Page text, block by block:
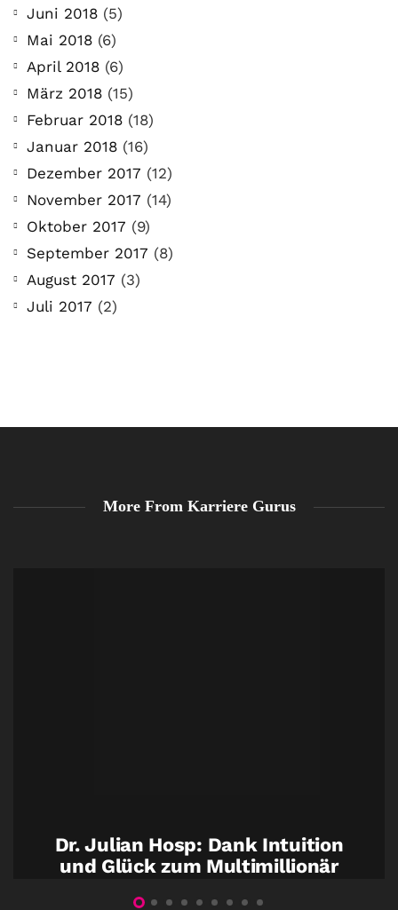
Juni 2018 (5)
Mai 2018 (6)
April 2018 (6)
März 2018 (15)
Februar 2018 (18)
Januar 2018 (16)
Dezember 2017 (12)
November 2017 (14)
Oktober 2017 (9)
September 2017 (8)
August 2017 (3)
Juli 2017 (2)
More From Karriere Gurus
Dr. Julian Hosp: Dank Intuition
und Glück zum Multimillionär
11. Juli. 2021